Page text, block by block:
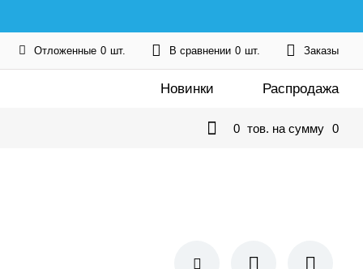
Отложенные 0 шт. В сравнении 0 шт. Заказы
Новинки Распродажа
0 тов. на сумму 0